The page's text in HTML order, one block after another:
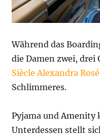
Während das
die Damen zwei, drei
Siècle Alexandra Rosé
Schlimmeres.
Pyjama und Amenity
Unterdessen stellt